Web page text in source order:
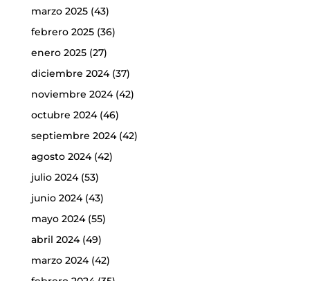
marzo 2025(43)
febrero 2025(36)
enero 2025(27)
diciembre 2024(37)
noviembre 2024(42)
octubre 2024(46)
septiembre 2024(42)
agosto 2024(42)
julio 2024(53)
junio 2024(43)
mayo 2024(55)
abril 2024(49)
marzo 2024(42)